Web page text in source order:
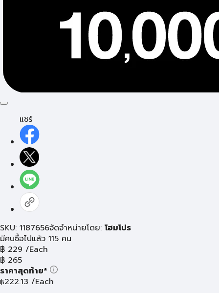
แชร์
SKU: 1187656จัดจำหน่ายโดย: โฮมโปร
มีคนซื้อไปแล้ว 115 คน
฿ 229 /Each
฿ 265
ราคาสุดท้าย*
฿222.13 /Each